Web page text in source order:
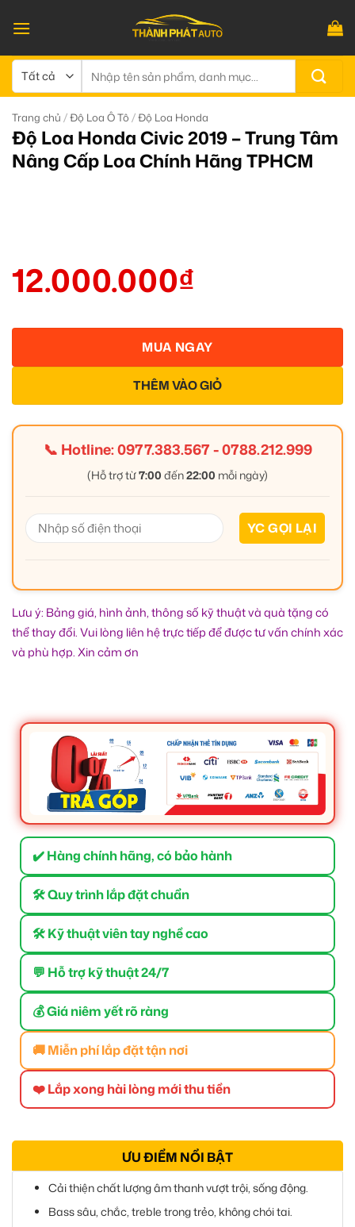
qua
dung
kiếm:
Trang chủ /Độ Loa Ô Tô /Độ Loa Honda
Độ Loa Honda Civic 2019 – Trung Tâm
Nâng Cấp Loa Chính Hãng TPHCM
12.000.000₫
THÊM VÀO GIỎ
MUA NGAY
📞 Hotline:0977.383.567-0788.212.999
(Hỗ trợ từ7:00 đến22:00 mỗi ngày)
Lưu ý: Bảng giá, hình ảnh, thông số kỹ thuật và quà tặng có
thể thay đổi. Vui lòng liên hệ trực tiếp để được tư vấn chính xác
và phù hợp. Xin cảm ơn
✔️ Hàng chính hãng, có bảo hành
🛠 Quy trình lắp đặt chuẩn
🛠 Kỹ thuật viên tay nghề cao
💬 Hỗ trợ kỹ thuật 24/7
💰 Giá niêm yết rõ ràng
🚚 Miễn phí lắp đặt tận nơi
❤️ Lắp xong hài lòng mới thu tiền
ƯU ĐIỂM NỔI BẬT
Cải thiện chất lượng âm thanh vượt trội, sống động.
Bass sâu, chắc, treble trong trẻo, không chói tai.